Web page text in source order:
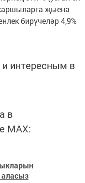
җыена
бирүчеләр 4,9%
интересным в
в
MАХ:
аласыз